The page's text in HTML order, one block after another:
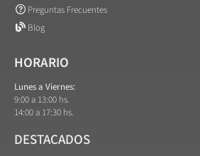
Preguntas Frecuentes
Blog
HORARIO
Lunes a Viernes:
9:00 a 13:00 hs.
14:00 a 17:30 hs.
DESTACADOS